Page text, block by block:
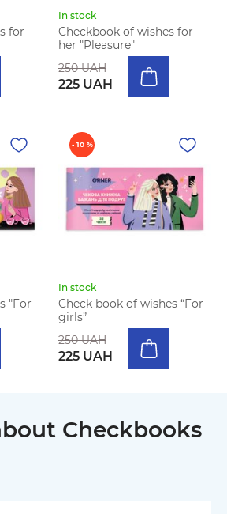
for
In stock
Checkbook of wishes for
her "Pleasure"
250 UAH
225 UAH
"For
- 10 %
In stock
Check book of wishes “For
girls”
250 UAH
225 UAH
Checkbooks